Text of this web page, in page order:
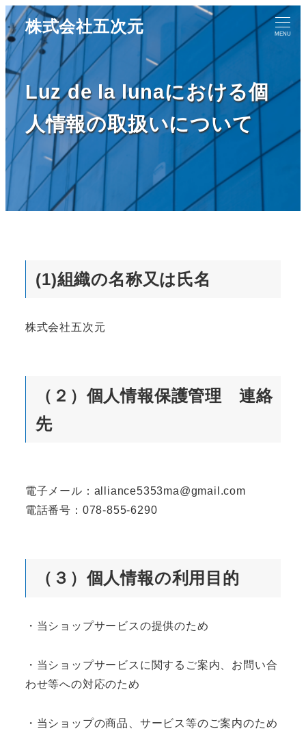
株式会社五次元 MENU
Luz de la lunaにおける個
人情報の取扱いについて
(1)組織の名称又は氏名
株式会社五次元
（２）個人情報保護管理 連絡
先
電子メール：alliance5353ma@gmail.com
電話番号：078-855-6290
（３）個人情報の利用目的
・当ショップサービスの提供のため
・当ショップサービスに関するご案内、お問い合
わせ等への対応のため
・当ショップの商品、サービス等のご案内のため